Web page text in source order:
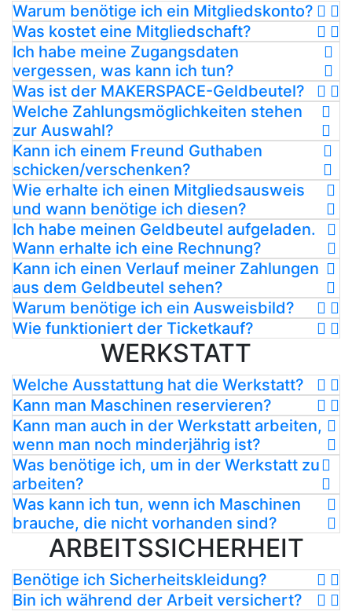
Warum benötige ich ein Mitgliedskonto?
Was kostet eine Mitgliedschaft?
Ich habe meine Zugangsdaten
vergessen, was kann ich tun?
Was ist der MAKERSPACE-Geldbeutel?
Welche Zahlungsmöglichkeiten stehen
zur Auswahl?
Kann ich einem Freund Guthaben
schicken/verschenken?
Wie erhalte ich einen Mitgliedsausweis
und wann benötige ich diesen?
Ich habe meinen Geldbeutel aufgeladen.
Wann erhalte ich eine Rechnung?
Kann ich einen Verlauf meiner Zahlungen
aus dem Geldbeutel sehen?
Warum benötige ich ein Ausweisbild?
Wie funktioniert der Ticketkauf?
WERKSTATT
Welche Ausstattung hat die Werkstatt?
Kann man Maschinen reservieren?
Kann man auch in der Werkstatt arbeiten,
wenn man noch minderjährig ist?
Was benötige ich, um in der Werkstatt zu
arbeiten?
Was kann ich tun, wenn ich Maschinen
brauche, die nicht vorhanden sind?
ARBEITSSICHERHEIT
Benötige ich Sicherheitskleidung?
Bin ich während der Arbeit versichert?